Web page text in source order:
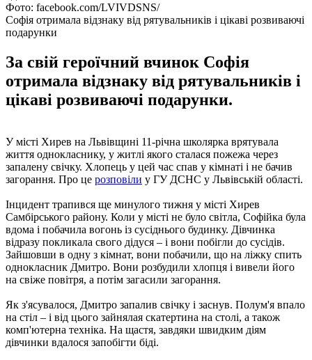
Фото: facebook.com/LVIVDSNS/
Софія отримала відзнаку від рятувальників і цікаві розвиваючі
подарунки
За свій героїчний вчинок Софія
отримала відзнаку від рятувальників і
цікаві розвиваючі подарунки.
У місті Хирев на Львівщині 11-річна школярка врятувала
життя однокласнику, у житлі якого сталася пожежа через
запалену свічку. Хлопець у цей час спав у кімнаті і не бачив
загорання. Про це розповіли у ГУ ДСНС у Львівській області.
Інцидент трапився ще минулого тижня у місті Хирев
Самбірського району. Коли у місті не було світла, Софійка була
вдома і побачила вогонь із сусіднього будинку. Дівчинка
відразу покликала свого дідуся – і вони побігли до сусідів.
Зайшовши в одну з кімнат, вони побачили, що на ліжку спить
однокласник Дмитро. Вони розбудили хлопця і вивели його
на свіже повітря, а потім загасили загорання.
Як з'ясувалося, Дмитро запалив свічку і заснув. Полум'я впало
на стіл – і від цього зайнялая скатертина на столі, а також
комп'ютерна техніка. На щастя, завдяки швидким діям
дівчинки вдалося запобігти біді.